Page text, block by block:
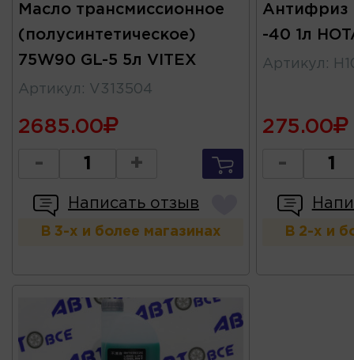
Масло трансмиссионное
(полусинтетическое)
75W90 GL-5 5л VITEX
Артикул : V313504
2685.00
- +
Написать отзыв
В 3-х и более магазинах
Антифриз
-40 1л
Артикул :
275.00
-
В 2-х и